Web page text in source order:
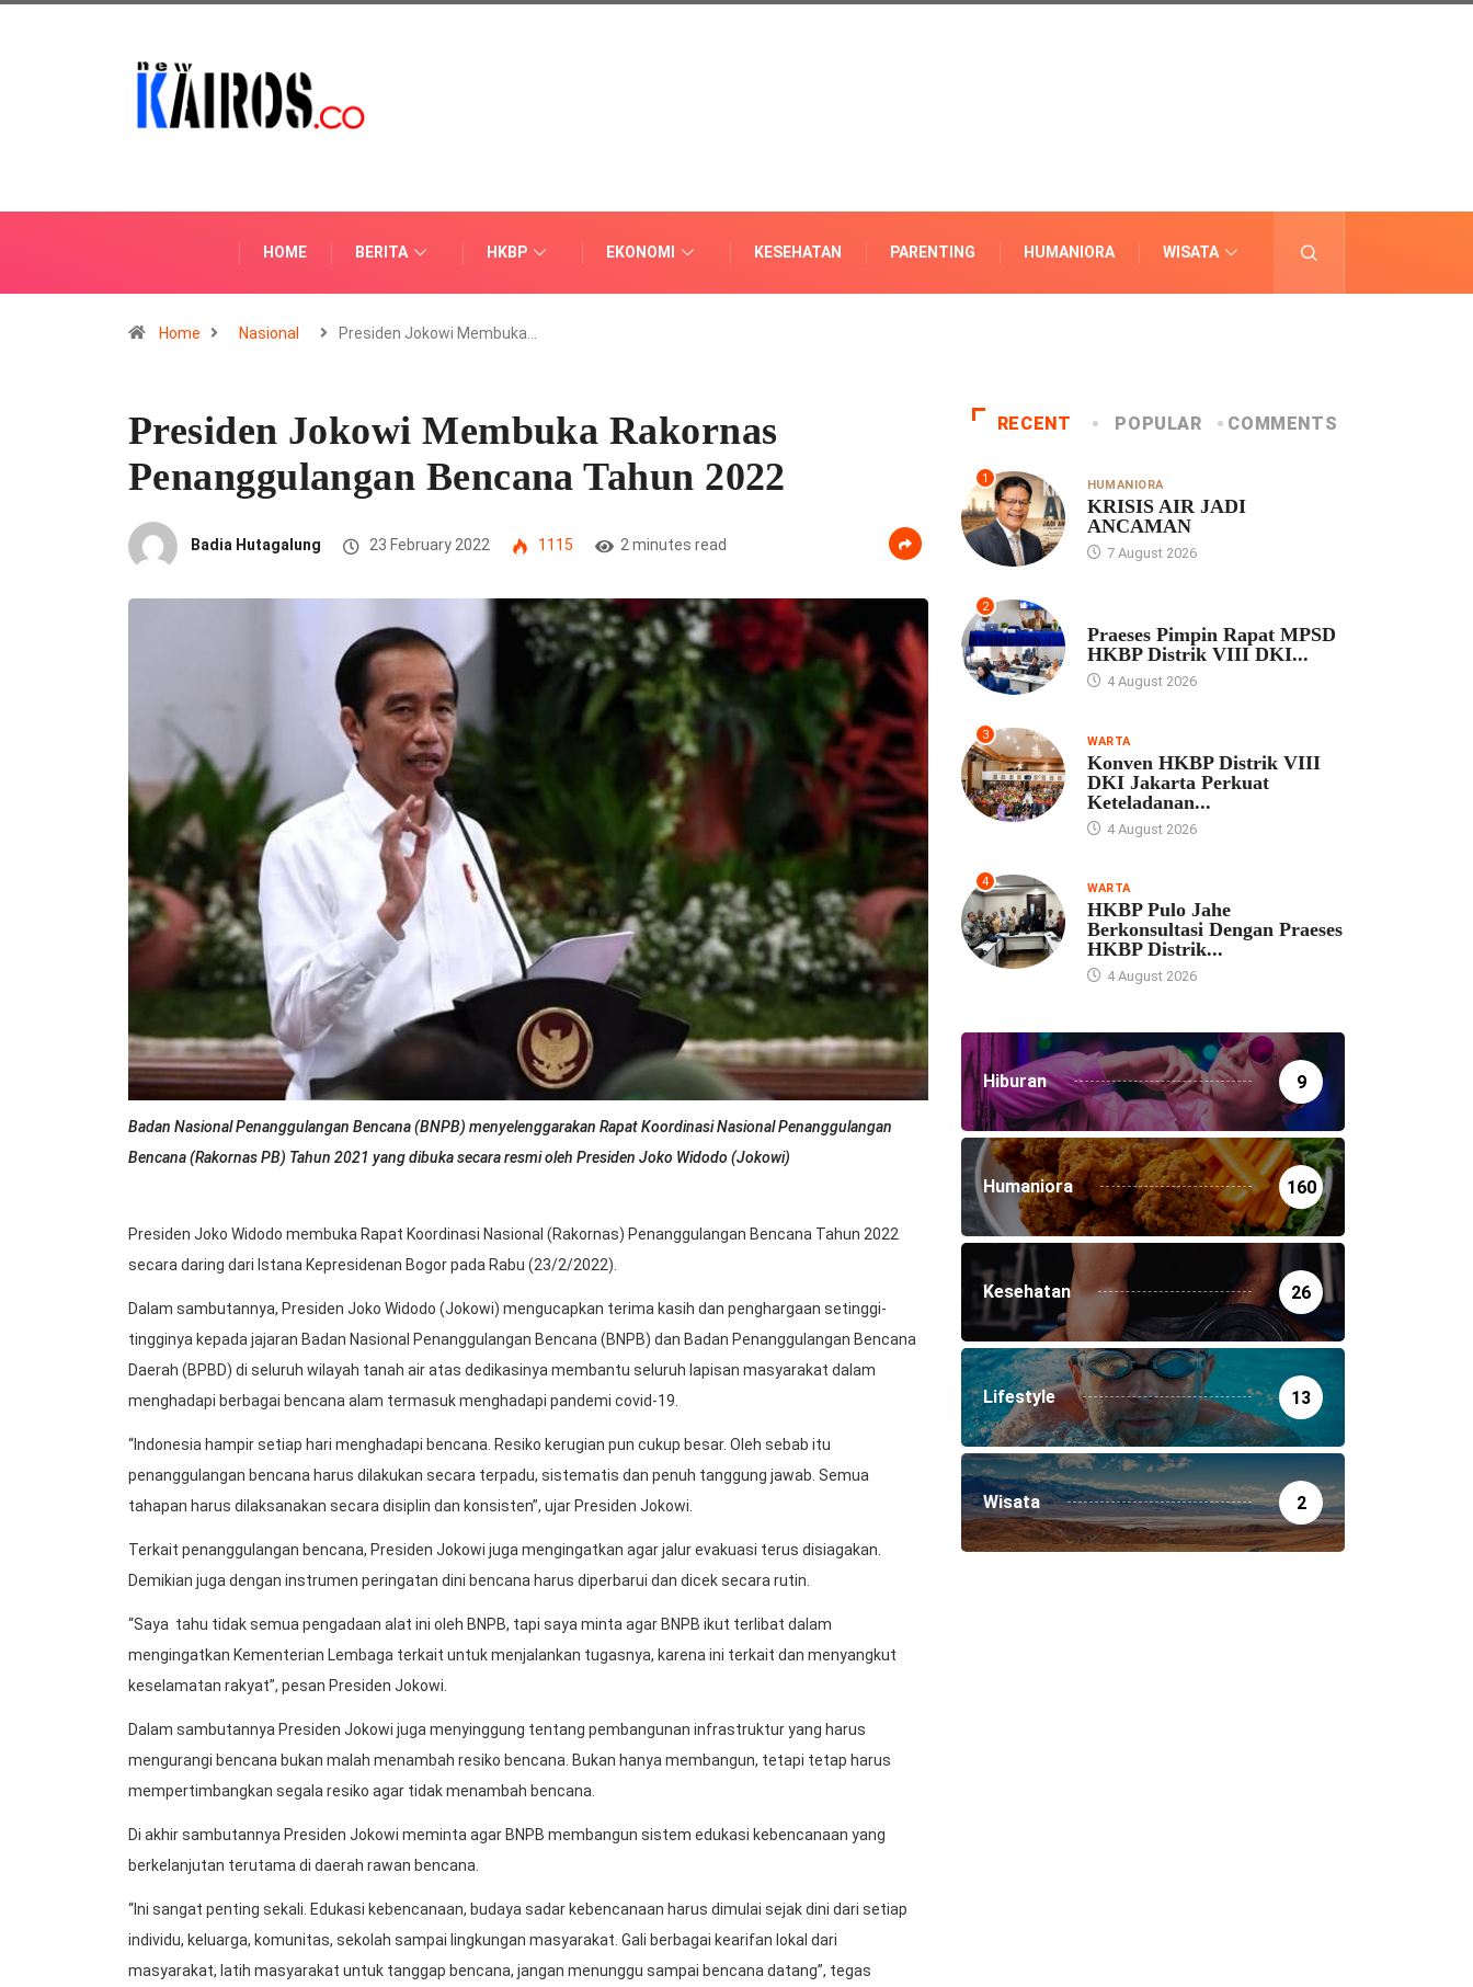
HOME BERITA HKBP EKONOMI KESEHATAN PARENTING HUMANIORA WISATA
Home Nasional Presiden Jokowi Membuka…
Presiden Jokowi Membuka Rakornas
Penanggulangan Bencana Tahun 2022
Badia Hutagalung 23 February 2022 1115 2 minutes read
Badan Nasional Penanggulangan Bencana (BNPB) menyelenggarakan Rapat Koordinasi Nasional Penanggulangan
Bencana (Rakornas PB) Tahun 2021 yang dibuka secara resmi oleh Presiden Joko Widodo (Jokowi)
Presiden Joko Widodo membuka Rapat Koordinasi Nasional (Rakornas) Penanggulangan Bencana Tahun 2022
secara daring dari Istana Kepresidenan Bogor pada Rabu (23/2/2022).
Dalam sambutannya, Presiden Joko Widodo (Jokowi) mengucapkan terima kasih dan penghargaan setinggi-
tingginya kepada jajaran Badan Nasional Penanggulangan Bencana (BNPB) dan Badan Penanggulangan Bencana
Daerah (BPBD) di seluruh wilayah tanah air atas dedikasinya membantu seluruh lapisan masyarakat dalam
menghadapi berbagai bencana alam termasuk menghadapi pandemi covid-19.
“Indonesia hampir setiap hari menghadapi bencana. Resiko kerugian pun cukup besar. Oleh sebab itu
penanggulangan bencana harus dilakukan secara terpadu, sistematis dan penuh tanggung jawab. Semua
tahapan harus dilaksanakan secara disiplin dan konsisten”, ujar Presiden Jokowi.
Terkait penanggulangan bencana, Presiden Jokowi juga mengingatkan agar jalur evakuasi terus disiagakan.
Demikian juga dengan instrumen peringatan dini bencana harus diperbarui dan dicek secara rutin.
“Saya tahu tidak semua pengadaan alat ini oleh BNPB, tapi saya minta agar BNPB ikut terlibat dalam
mengingatkan Kementerian Lembaga terkait untuk menjalankan tugasnya, karena ini terkait dan menyangkut
keselamatan rakyat”, pesan Presiden Jokowi.
Dalam sambutannya Presiden Jokowi juga menyinggung tentang pembangunan infrastruktur yang harus
mengurangi bencana bukan malah menambah resiko bencana. Bukan hanya membangun, tetapi tetap harus
mempertimbangkan segala resiko agar tidak menambah bencana.
Di akhir sambutannya Presiden Jokowi meminta agar BNPB membangun sistem edukasi kebencanaan yang
berkelanjutan terutama di daerah rawan bencana.
“Ini sangat penting sekali. Edukasi kebencanaan, budaya sadar kebencanaan harus dimulai sejak dini dari setiap
individu, keluarga, komunitas, sekolah sampai lingkungan masyarakat. Gali berbagai kearifan lokal dari
masyarakat, latih masyarakat untuk tanggap bencana, jangan menunggu sampai bencana datang”, tegas
RECENT POPULAR COMMENTS
1 HUMANIORA
KRISIS AIR JADI
ANCAMAN
7 August 2026
2
Praeses Pimpin Rapat MPSD
HKBP Distrik VIII DKI...
4 August 2026
3 WARTA
Konven HKBP Distrik VIII
DKI Jakarta Perkuat
Keteladanan...
4 August 2026
4 WARTA
HKBP Pulo Jahe
Berkonsultasi Dengan Praeses
HKBP Distrik...
4 August 2026
Hiburan 9
Humaniora 160
Kesehatan 26
Lifestyle 13
Wisata 2